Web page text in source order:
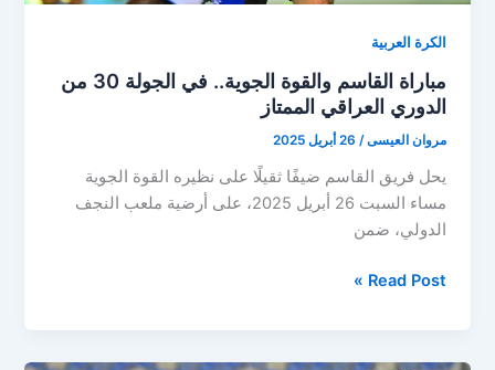
الكرة العربية
مباراة القاسم والقوة الجوية.. في الجولة 30 من
الدوري العراقي الممتاز
مروان العيسى/ 26 أبريل 2025
يحل فريق القاسم ضيفًا ثقيلًا على نظيره القوة الجوية
مساء السبت 26 أبريل 2025، على أرضية ملعب النجف
الدولي، ضمن
مباراة
الجوية..
Read Post »